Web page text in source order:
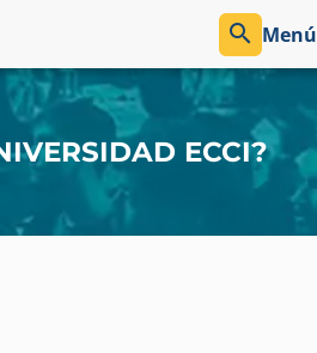
Menú
ECCI?